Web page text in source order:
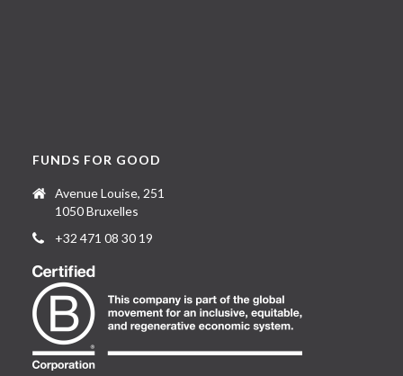
FUNDS FOR GOOD
Avenue Louise, 251
1050 Bruxelles
+32 471 08 30 19